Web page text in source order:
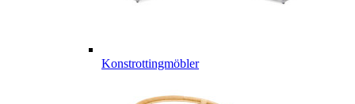
Konstrottingmöbler